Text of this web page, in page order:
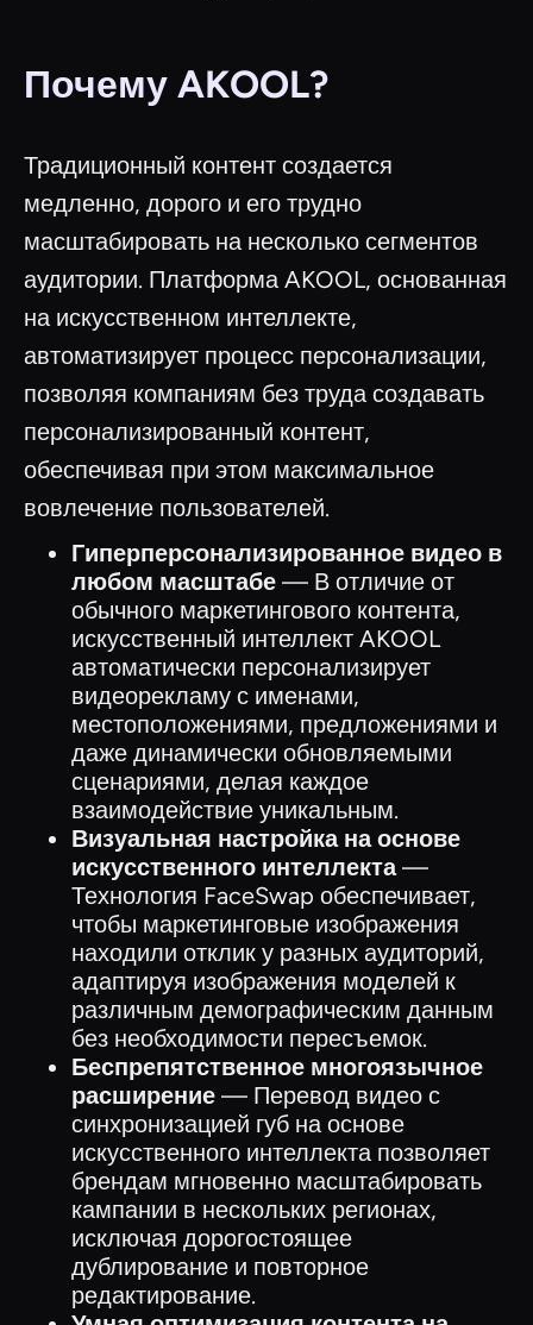
Почему AKOOL?
Традиционный контент создается
медленно, дорого и его трудно
масштабировать на несколько сегментов
аудитории. Платформа AKOOL, основанная
на искусственном интеллекте,
автоматизирует процесс персонализации,
позволяя компаниям без труда создавать
персонализированный контент,
обеспечивая при этом максимальное
вовлечение пользователей.
Гиперперсонализированное видео в
любом масштабе — В отличие от
обычного маркетингового контента,
искусственный интеллект AKOOL
автоматически персонализирует
видеорекламу с именами,
местоположениями, предложениями и
даже динамически обновляемыми
сценариями, делая каждое
взаимодействие уникальным.
Визуальная настройка на основе
искусственного интеллекта—
Технология FaceSwap обеспечивает,
чтобы маркетинговые изображения
находили отклик у разных аудиторий,
адаптируя изображения моделей к
различным демографическим данным
без необходимости пересъемок.
Беспрепятственное многоязычное
расширение — Перевод видео с
синхронизацией губ на основе
искусственного интеллекта позволяет
брендам мгновенно масштабировать
кампании в нескольких регионах,
исключая дорогостоящее
дублирование и повторное
редактирование.